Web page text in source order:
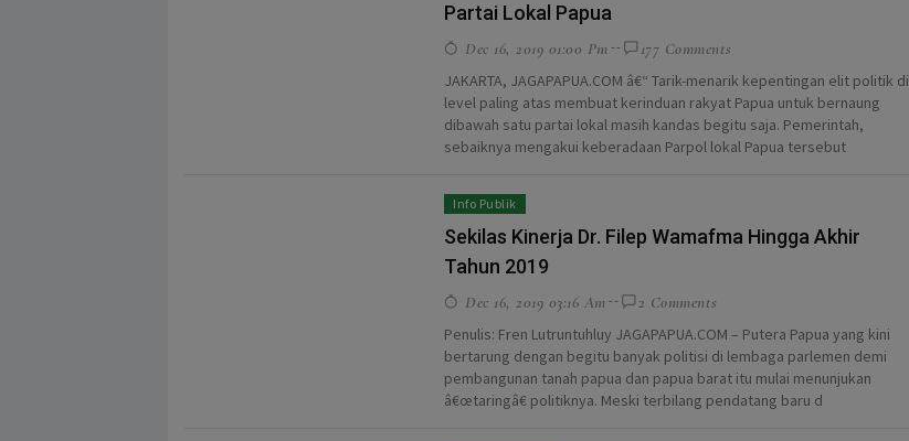
Partai Lokal Papua
Dec 16, 2019 01:00 Pm
177 Comments
JAKARTA, JAGAPAPUA.COM â€“ Tarik-menarik kepentingan elit politik di
level paling atas membuat kerinduan rakyat Papua untuk bernaung
dibawah satu partai lokal masih kandas begitu saja. Pemerintah,
sebaiknya mengakui keberadaan Parpol lokal Papua tersebut
Info Publik
Sekilas Kinerja Dr. Filep Wamafma Hingga Akhir
Tahun 2019
Dec 16, 2019 03:16 Am
2 Comments
Penulis: Fren Lutruntuhluy JAGAPAPUA.COM – Putera Papua yang kini
bertarung dengan begitu banyak politisi di lembaga parlemen demi
pembangunan tanah papua dan papua barat itu mulai menunjukan
â€œtaringâ€ politiknya. Meski terbilang pendatang baru d